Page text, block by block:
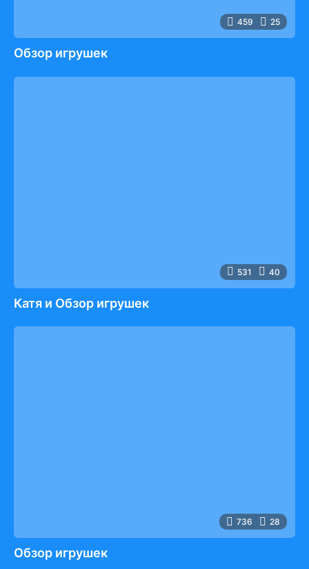
459 25
Обзор игрушек
531 40
Катя и Обзор игрушек
736 28
Обзор игрушек